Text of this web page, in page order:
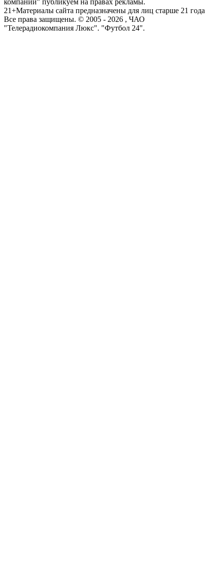
компаний" публикуем на правах рекламы.
21+Материалы сайта предназначены для лиц старше 21 года
Все права защищены. © 2005 - 2026 , ЧАО
"Телерадиокомпания Люкс". "Футбол 24".